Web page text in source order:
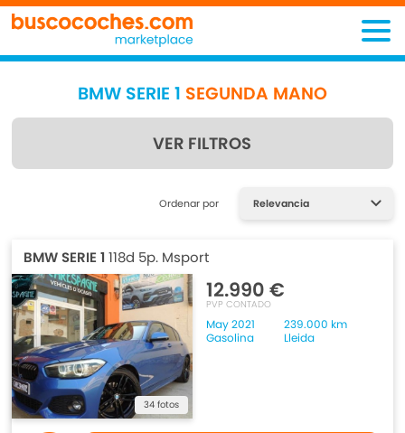
BMW SERIE 1 SEGUNDA MANO
VER FILTROS
Encuentra lo que estás
Ordenar por
BMW SERIE 1118d 5p. Msport
34 fotos
12.990 €
PVP CONTADO
May 2021
239.000 km
Gasolina
Lleida